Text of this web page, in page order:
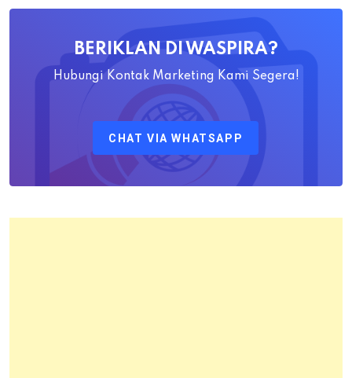
Ahadiat
Pertanahan
Kota
BERIKLAN DI WASPIRA?
Hubungi Kontak Marketing Kami Segera!
CHAT VIA WHATSAPP